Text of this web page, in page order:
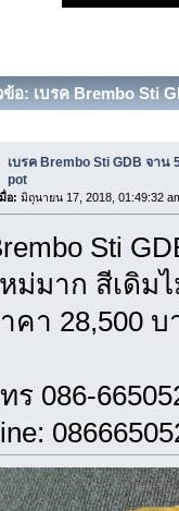
อ: เบรค Brembo Sti
เบรค Brembo Sti GDB จาน
pot
อ: มิถุนายน 17, 2018, 01:49:32
Sti
ม่มาก สีเดิม
คา 28,500 บ
ร 086-